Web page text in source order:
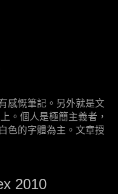
感慨筆記。另外就是文
。個人是極簡主義者，
色的字體為主。文章授
2010